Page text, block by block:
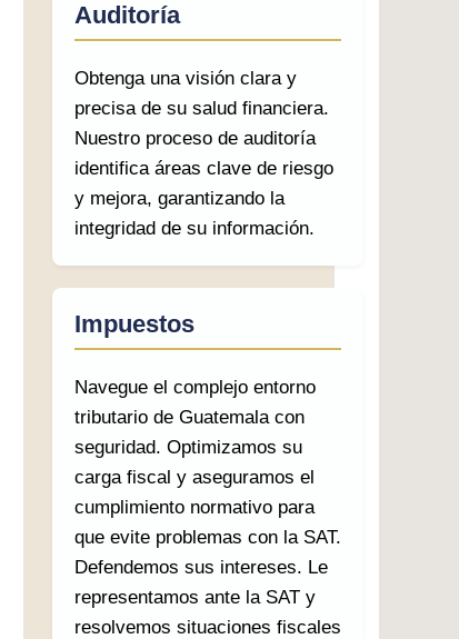
Auditoría
Obtenga una visión clara y
precisa de su salud financiera.
Nuestro proceso de auditoría
identifica áreas clave de riesgo
y mejora, garantizando la
integridad de su información.
Impuestos
Navegue el complejo entorno
tributario de Guatemala con
seguridad. Optimizamos su
carga fiscal y aseguramos el
cumplimiento normativo para
que evite problemas con la SAT.
Defendemos sus intereses. Le
representamos ante la SAT y
resolvemos situaciones fiscales